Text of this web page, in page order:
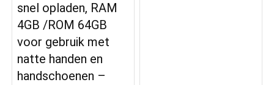
snel opladen, RAM
4GB /ROM 64GB
voor gebruik met
natte handen en
handschoenen –